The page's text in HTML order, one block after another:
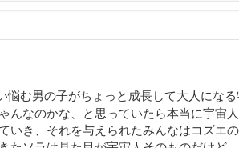
悩む男の子がちょっと成長して大人にな
んなのかな、と思っていたら本当に宇宙
いき、それを与えられたみんなはコズエ